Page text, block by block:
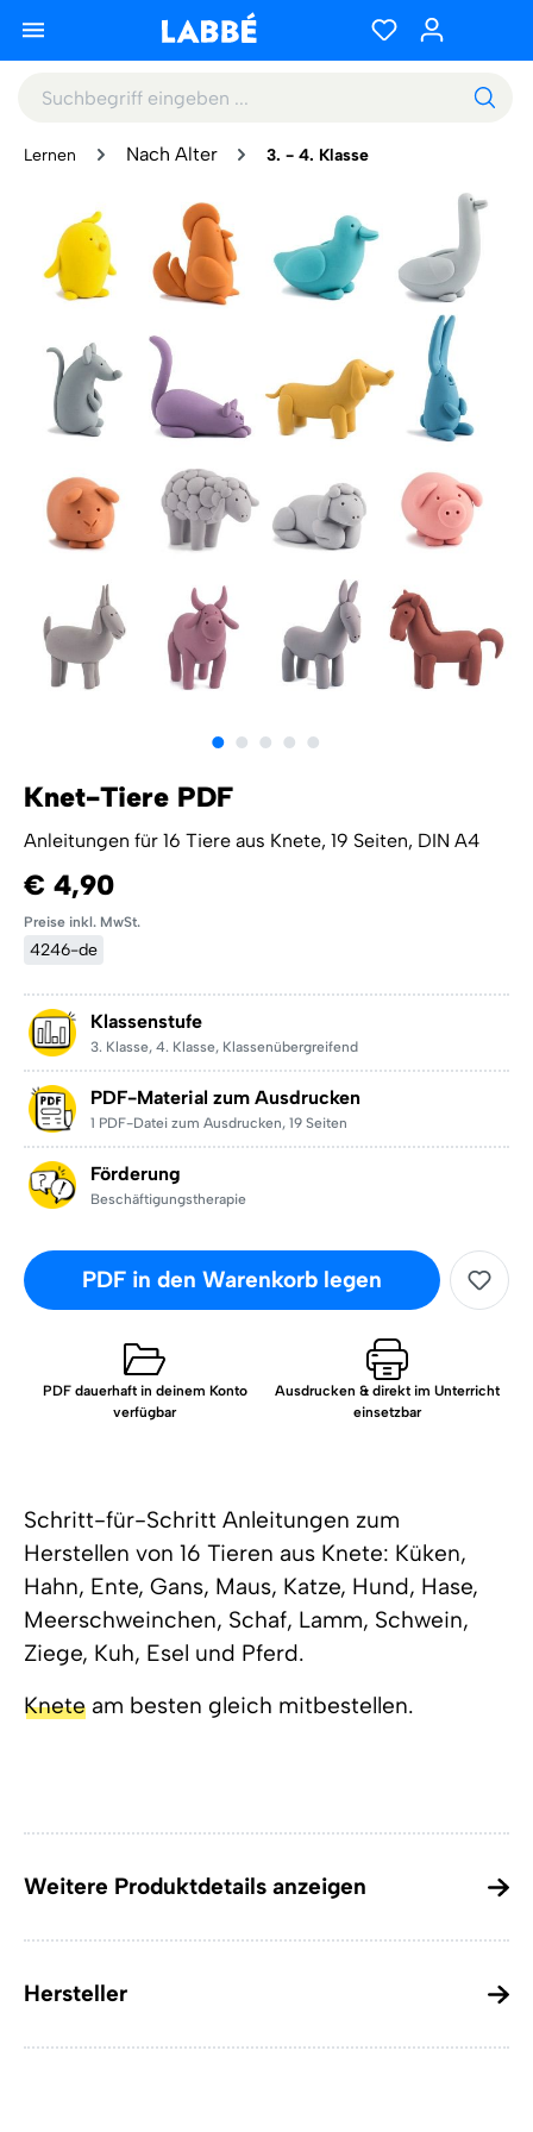
Lernen Nach Alter 3. - 4. Klasse
Schritt-für-Schritt Anleitungen zum
Herstellen von 16 Tieren aus Knete: Küken,
Hahn, Ente, Gans, Maus, Katze, Hund, Hase,
Meerschweinchen, Schaf, Lamm, Schwein,
Ziege, Kuh, Esel und Pferd.
Knete am besten gleich mitbestellen.
Weitere Produktdetails anzeigen
Hersteller
Knet-Tiere PDF
Anleitungen für 16 Tiere aus Knete, 19 Seiten, DIN A4
€ 4,90
Preise inkl. MwSt.
4246-de
Klassenstufe
3. Klasse, 4. Klasse, Klassenübergreifend
PDF-Material zum Ausdrucken
1 PDF-Datei zum Ausdrucken, 19 Seiten
Förderung
Beschäftigungstherapie
PDF in den Warenkorb legen
PDF dauerhaft in deinem Konto
verfügbar
Ausdrucken & direkt im Unterricht
einsetzbar